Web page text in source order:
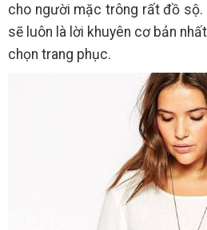
cho người mặc trông rất đồ
sẽ luôn là lời khuyên cơ bản
chọn trang phục.